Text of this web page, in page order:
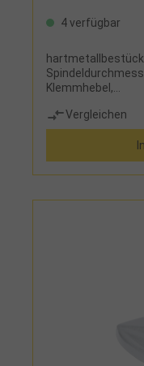
4 verfügbar
Klemmhebel,
be (0-25, 25-50,
50, 75 mm) und
Vergleichen